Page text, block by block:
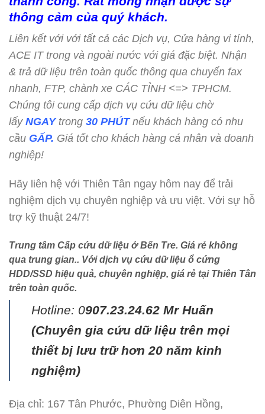
thông cảm của quý khách.
Liên kết với với tất cả các Dịch vụ, Cửa hàng vi tính,
ACE IT trong và ngoài nước với giá đặc biệt. Nhận
& trả dữ liệu trên toàn quốc thông qua chuyển fax
nhanh, FTP, chành xe CÁC TỈNH <=> TPHCM.
Chúng tôi cung cấp dịch vụ cứu dữ liệu chờ
lấy NGAYtrong 30 PHÚTnếu khách hàng có nhu
cầu GẤP. Giá tốt cho khách hàng cá nhân và doanh
nghiệp!
Hãy liên hệ với Thiên Tân ngay hôm nay để trải
nghiệm dịch vụ chuyên nghiệp và ưu việt. Với sự hỗ
trợ kỹ thuật 24/7!
Trung tâm Cấp cứu dữ liệu ở Bến Tre. Giá rẻ không
qua trung gian.. Với dịch vụ cứu dữ liệu ổ cứng
HDD/SSD hiệu quả, chuyên nghiệp, giá rẻ tại Thiên Tân
trên toàn quốc.
Hotline: 0907.23.24.62 Mr Huấn
(Chuyên gia cứu dữ liệu trên mọi
thiết bị lưu trữ hơn 20 năm kinh
nghiệm)
Địa chỉ: 167 Tân Phước, Phường Diên Hồng,